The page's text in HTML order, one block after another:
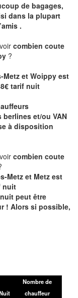
de bagages,
dans la plupart
.
combien coute
?
et Woippy est
tarif nuit
et/ou VAN
à disposition
combien coute
Metz et Metz est
nuit
peut être
! Alors si possible,
Nombre de
chauffeur